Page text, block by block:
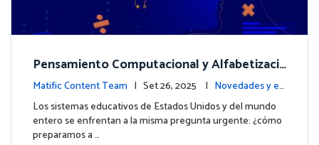
Pensamiento Computacional y Alfabetizaci
ón en Datos: Por qué las Matemáticas debe
n liderar el camino
Matific Content Team | Set 26, 2025 | Novedades y ev
entos
Los sistemas educativos de Estados Unidos y del mundo
entero se enfrentan a la misma pregunta urgente: ¿cómo
preparamos a …